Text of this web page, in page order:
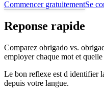
Commencer gratuitementSe
Reponse rapide
Comparez obrigado vs.
employer chaque mot et
Le bon reflexe est d identifier
depuis votre langue.